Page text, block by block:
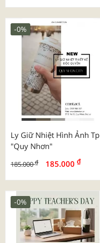
Ly Giữ Nhiệt Hình Ảnh Tp
"quy Nhơn"
185.000₫ 185.000 ₫
-0%
-0%